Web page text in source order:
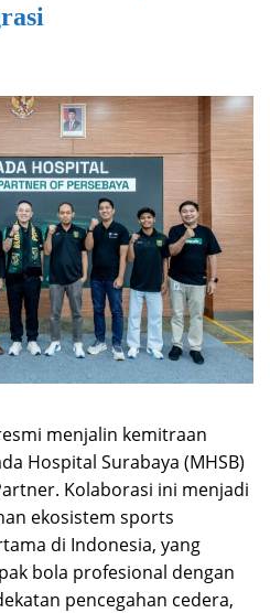
menjalin kemitraan
Hospital Surabaya (MHSB)
Kolaborasi ini menjadi
ekosistem sports
di Indonesia, yang
bola profesional dengan
pencegahan cedera,